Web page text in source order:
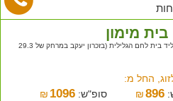
בית מימון
צימרים ליד בית לחם הגלילית (בזכרון יעקב במרחק של 29.3
החל מ:
₪896 סופ"ש: ₪ 1096